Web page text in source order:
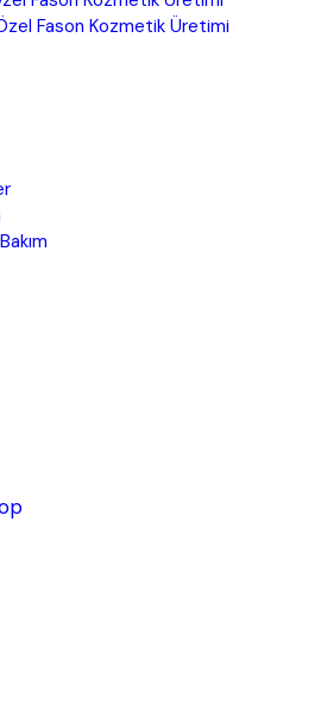
Fason Kozmetik Üretimi